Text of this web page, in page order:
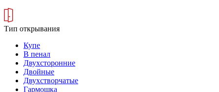
Тип открывания
Купе
В пенал
Двухсторонние
Двойные
Двухстворчатые
Гармошка